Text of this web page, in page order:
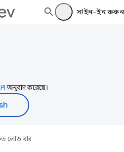
সাইন-ইন করুন
অনুবাদ করেছে।
লোড বার